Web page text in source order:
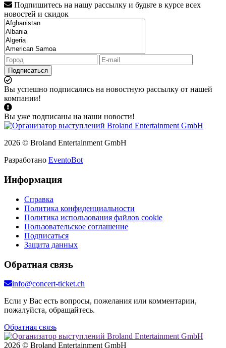
Подпишитесь на нашу рассылку и будьте в курсе всех
новостей и скидок
Подписаться
Вы успешно подписались на новостную рассылку от нашей
компании!
Вы уже подписаны на наши новости!
2026 © Broland Entertainment GmbH
Разработано EventoBot
Информация
Справка
Политика конфиденциальности
Политика использования файлов cookie
Пользовательское соглашение
Подписаться
Защита данных
Обратная связь
info@concert-ticket.ch
Если у Вас есть вопросы, пожелания или комментарии,
пожалуйста, обращайтесь.
Обратная связь
2026 © Broland Entertainment GmbH